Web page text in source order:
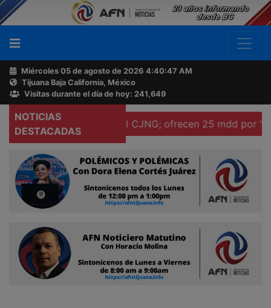
Miércoles 05 de agosto de 2026 4:40:48 AM
Tijuana Baja California, México
Visitas durante el día de hoy: 241,649
NOTICIAS
DESTACADAS
ocho líderes del CJNG; ofrecen 25 mdd por "El Pelón"
Buscador
Acerca
de
AFN
Ventas
Contacto
Reportero
Ciudadano